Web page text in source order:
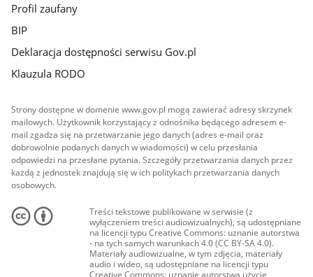
Profil zaufany
BIP
Deklaracja dostępności serwisu Gov.pl
Klauzula RODO
Strony dostępne w domenie www.gov.pl mogą zawierać adresy skrzynek
mailowych. Użytkownik korzystający z odnośnika będącego adresem e-
mail zgadza się na przetwarzanie jego danych (adres e-mail oraz
dobrowolnie podanych danych w wiadomości) w celu przesłania
odpowiedzi na przesłane pytania. Szczegóły przetwarzania danych przez
każdą z jednostek znajdują się w ich politykach przetwarzania danych
osobowych.
Treści tekstowe publikowane w serwisie (z
wyłączeniem treści audiowizualnych), są udostępniane
na licencji typu Creative Commons: uznanie autorstwa
- na tych samych warunkach 4.0 (CC BY-SA 4.0).
Materiały audiowizualne, w tym zdjęcia, materiały
audio i wideo, są udostępniane na licencji typu
Creative Commons: uznanie autorstwa użycie